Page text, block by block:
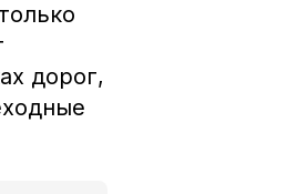
дорог,